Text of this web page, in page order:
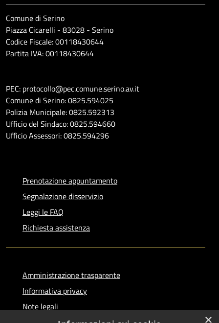
Comune di Serino
Piazza Cicarelli - 83028 - Serino
Codice Fiscale: 00118430644
Partita IVA: 00118430644
PEC: protocollo@pec.comune.serino.av.it
Comune di Serino: 0825.594025
Polizia Municipale: 0825.592313
Ufficio del Sindaco: 0825.594660
Ufficio Assessori: 0825.594296
Prenotazione appuntamento
Segnalazione disservizio
Leggi le FAQ
Richiesta assistenza
Amministrazione trasparente
Informativa privacy
Note legali
×